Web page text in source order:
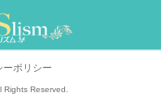
ーポリシー
Rights Reserved.